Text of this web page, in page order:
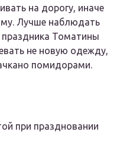
на дорогу, иначе
Лучше наблюдать
Томатины
не новую одежду,
помидорами.
при праздновании